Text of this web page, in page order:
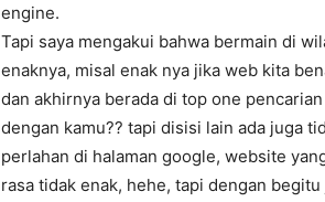
engine.
Tapi saya mengakui bahwa bermain di
enaknya, misal enak nya jika web kita
dan akhirnya berada di top one
dengan kamu?? tapi disisi lain ada juga
perlahan di halaman google, website
rasa tidak enak, hehe, tapi dengan